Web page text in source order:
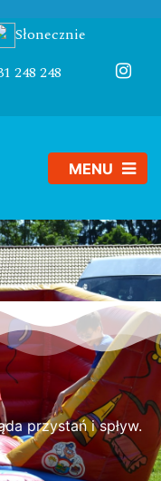
Słonecznie
248 248
przystań i spływ.